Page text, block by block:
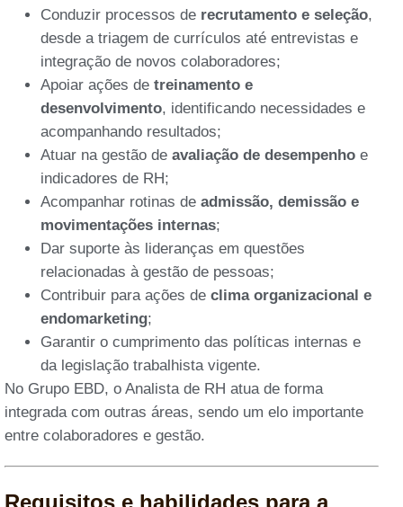
Conduzir processos de recrutamento e seleção,
desde a triagem de currículos até entrevistas e
integração de novos colaboradores;
Apoiar ações de treinamento e
desenvolvimento, identificando necessidades e
acompanhando resultados;
Atuar na gestão de avaliação de desempenho e
indicadores de RH;
Acompanhar rotinas de admissão, demissão e
movimentações internas;
Dar suporte às lideranças em questões
relacionadas à gestão de pessoas;
Contribuir para ações de clima organizacional e
endomarketing;
Garantir o cumprimento das políticas internas e
da legislação trabalhista vigente.
No Grupo EBD, o Analista de RH atua de forma
integrada com outras áreas, sendo um elo importante
entre colaboradores e gestão.
Requisitos e habilidades para a